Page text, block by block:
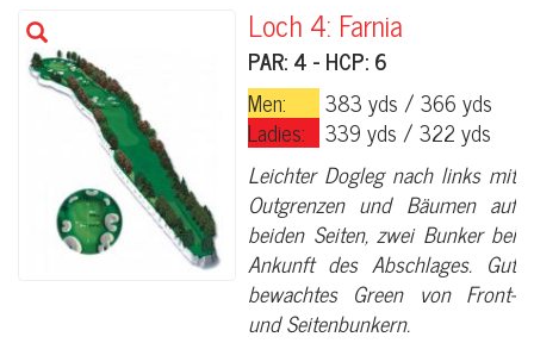
Loch 4: Farnia
PAR: 4 - HCP: 6
Men:
383 yds / 366 yds
Ladies: 339 yds / 322 yds
Leichter Dogleg nach links mit
Outgrenzen und Bäumen auf
beiden Seiten, zwei Bunker bei
Ankunft des Abschlages. Gut
bewachtes Green von Front-
und Seitenbunkern.